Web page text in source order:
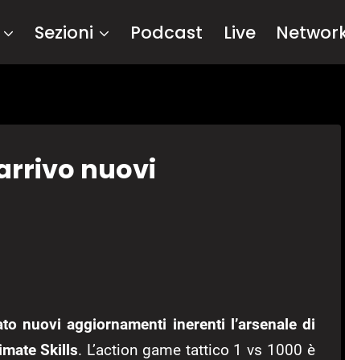
Sezioni Podcast Live
nuovi
nuovi aggiornamenti inerenti l’arsenale di
Skills. L’action game tattico 1 vs 1000 è